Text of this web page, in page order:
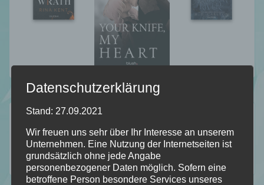
Folgt mir auf…
Folgt
112
Folgt Folgt Folgt
2
Datenschutzerklärung
Stand: 27.09.2021
Wir freuen uns sehr über Ihr Interesse an unserem
Unternehmen. Eine Nutzung der Internetseiten ist
grundsätzlich ohne jede Angabe
personenbezogener Daten möglich. Sofern eine
betroffene Person besondere Services unseres